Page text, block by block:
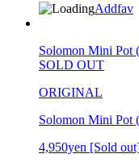
Addfav
Solomon Mini
SOLD OUT
ORIGINAL
Solomon Mini
4,950yen [Sold